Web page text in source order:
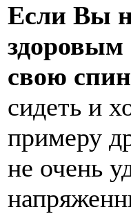
Если Вы
здоровым
свою
сидеть и
примеру
не очень